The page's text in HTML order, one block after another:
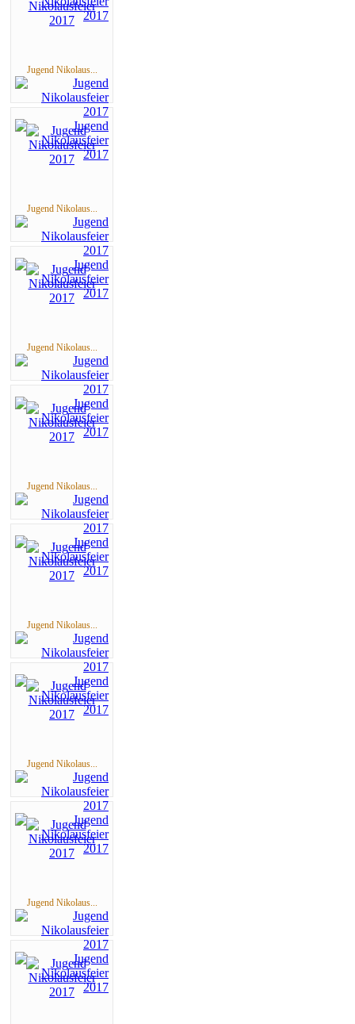
Jugend Nikolaus...
Jugend Nikolaus...
Jugend Nikolaus...
Jugend Nikolaus...
Jugend Nikolaus...
Jugend Nikolaus...
Jugend Nikolaus...